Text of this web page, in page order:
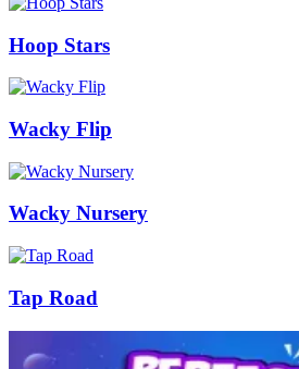
Hoop Stars
Wacky Flip
Wacky Nursery
Tap Road